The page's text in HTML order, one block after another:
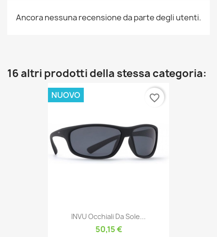
Ancora nessuna recensione da parte degli utenti.
16 altri prodotti della stessa categoria:
INVU Occhiali Da Sole...
50,15 €
NUOVO favorite_border